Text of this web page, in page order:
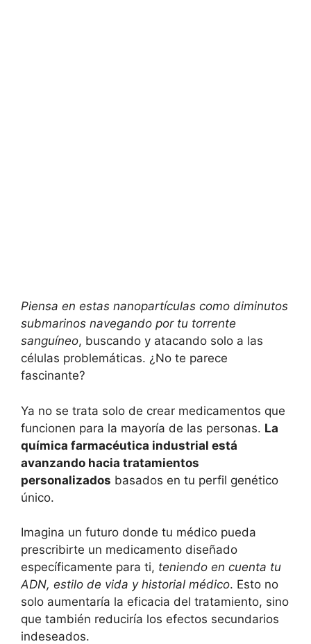
Piensa en estas nanopartículas como diminutos
submarinos navegando por tu torrente
sanguíneo, buscando y atacando solo a las
células problemáticas. ¿No te parece
fascinante?
Ya no se trata solo de crear medicamentos que
funcionen para la mayoría de las personas. La
química farmacéutica industrial está
avanzando hacia tratamientos
personalizados basados en tu perfil genético
único.
Imagina un futuro donde tu médico pueda
prescribirte un medicamento diseñado
específicamente para ti, teniendo en cuenta tu
ADN, estilo de vida y historial médico. Esto no
solo aumentaría la eficacia del tratamiento, sino
que también reduciría los efectos secundarios
indeseados.